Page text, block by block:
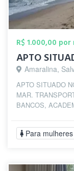
R$ 1.000,00 por
Amaralina,
APTO SITUADO
MAR.
BANCOS,
Para mulheres